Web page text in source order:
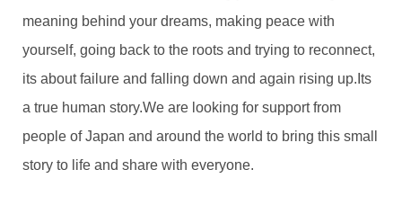
meaning behind your dreams, making peace with
yourself, going back to the roots and trying to reconnect,
its about failure and falling down and again rising up.Its
a true human story.We are looking for support from
people of Japan and around the world to bring this small
story to life and share with everyone.